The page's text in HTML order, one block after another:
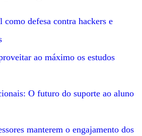
como defesa contra hackers e
ao máximo os estudos
O futuro do suporte ao aluno
manterem o engajamento dos